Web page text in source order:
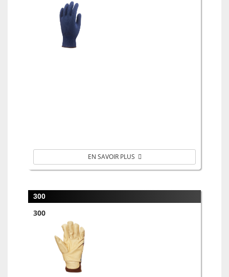
EN SAVOIR PLUS
300
300